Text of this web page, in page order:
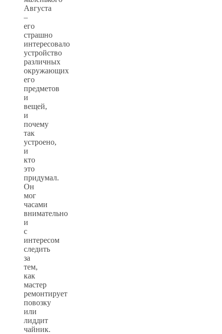
Августа
–
его
страшно
интересовало
устройство
различных
окружающих
его
предметов
и
вещей,
и
почему
так
устроено,
и
кто
это
придумал.
Он
мог
часами
внимательно
и
с
интересом
следить
за
тем,
как
мастер
ремонтирует
повозку
или
лиддит
чайник.